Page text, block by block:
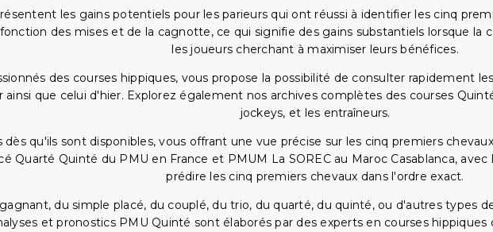
les gains potentiels pour les parieurs qui ont réussi à identifier les cinq
des mises et de la cagnotte, ce qui signifie des gains substantiels lorsque
les joueurs cherchant à maximiser leurs bénéfices.
des courses hippiques, vous propose la possibilité de consulter rapidement
que celui d'hier. Explorez également nos archives complètes des courses
jockeys, et les entraîneurs.
dès qu'ils sont disponibles, vous offrant une vue précise sur les cinq premiers
Quarté Quinté du PMU en France et PMUM La SOREC au Maroc Casablanca,
prédire les cinq premiers chevaux dans l'ordre exact.
du simple placé, du couplé, du trio, du quarté, du quinté, ou d'autres types
et pronostics PMU Quinté sont élaborés par des experts en courses